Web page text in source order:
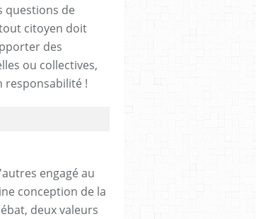
questions de
citoyen doit
des
ou collectives,
responsabilité !
engagé au
conception de la
deux valeurs